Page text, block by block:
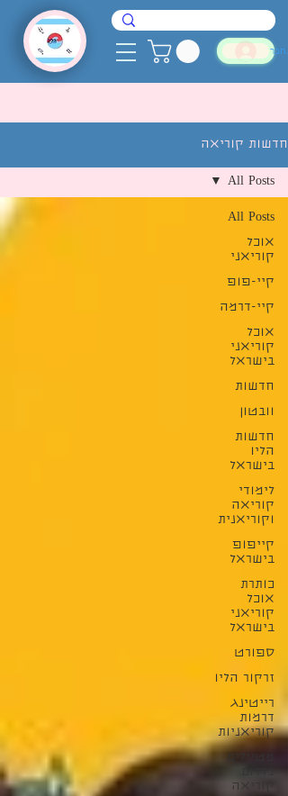
חדשות קוריאה
All Posts
אוכל
קוריאני
קיי-פופ
קיי-דרמה
אוכל
קוריאני
בישראל
חדשות
וובטון
חדשות
הליו
בישראל
לימודי
קוריאה
וקוריאנית
קייפופ
בישראל
כותרת
אוכל
קוריאני
בישראל
ספורט
זרקור הליו
רייטינג
דרמות
קוריאניות
מטיילים
בדרום
קוריאה
All Posts